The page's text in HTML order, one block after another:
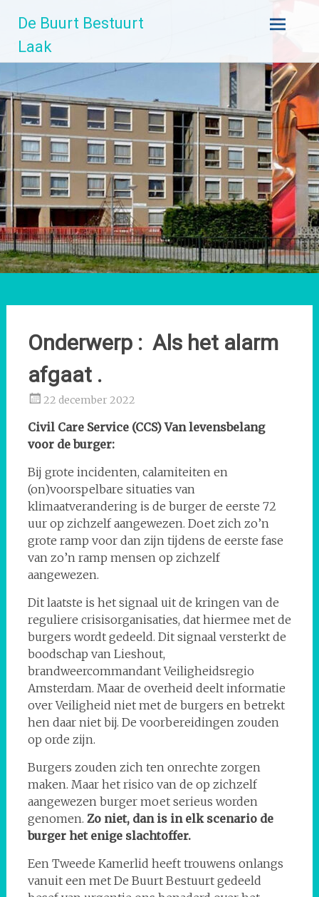
naar
inhoud
De Buurt Bestuurt
Laak
Onderwerp : Als het alarm
afgaat .
22 december 2022
Civil Care Service (CCS) Van levensbelang
voor de burger:
Bij grote incidenten, calamiteiten en
(on)voorspelbare situaties van
klimaatverandering is de burger de eerste 72
uur op zichzelf aangewezen. Doet zich zo’n
grote ramp voor dan zijn tijdens de eerste fase
van zo’n ramp mensen op zichzelf
aangewezen.
Dit laatste is het signaal uit de kringen van de
reguliere crisisorganisaties, dat hiermee met de
burgers wordt gedeeld. Dit signaal versterkt de
boodschap van Lieshout,
brandweercommandant Veiligheidsregio
Amsterdam. Maar de overheid deelt informatie
over Veiligheid niet met de burgers en betrekt
hen daar niet bij. De voorbereidingen zouden
op orde zijn.
Burgers zouden zich ten onrechte zorgen
maken. Maar het risico van de op zichzelf
aangewezen burger moet serieus worden
genomen. Zo niet, dan is in elk scenario de
burger het enige slachtoffer.
Een Tweede Kamerlid heeft trouwens onlangs
vanuit een met De Buurt Bestuurt gedeeld